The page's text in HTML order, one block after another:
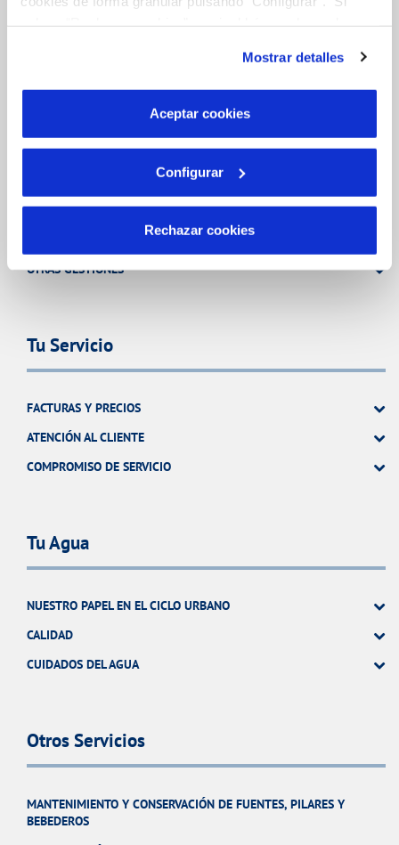
son indispensables para que el sitio web funcione y que
por tanto no se pueden desactivar. Puedes consultar
más información en nuestraPolítica de Cookies
Mostrar detalles
Aceptar cookies
Configurar
Rechazar cookies
Gestiones Online
FACTURAS, PAGOS Y CONSUMOS
MODIFICACIÓN DE DATOS
TODAS LAS GESTIONES
OTRAS GESTIONES
Tu Servicio
FACTURAS Y PRECIOS
ATENCIÓN AL CLIENTE
COMPROMISO DE SERVICIO
Tu Agua
NUESTRO PAPEL EN EL CICLO URBANO
CALIDAD
CUIDADOS DEL AGUA
Otros Servicios
MANTENIMIENTO Y CONSERVACIÓN DE FUENTES, PILARES Y
BEBEDEROS